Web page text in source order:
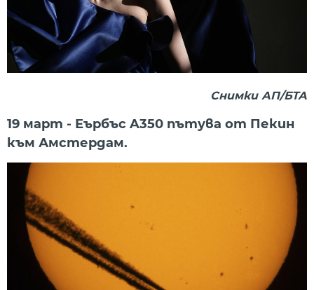
Снимки АП/БТА
19 март - Еърбъс A350 пътува от Пекин
към Амстердам.